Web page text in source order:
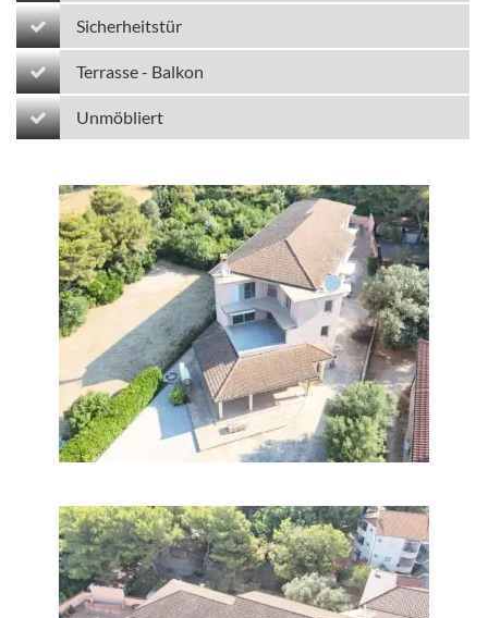
Sicherheitstür
Terrasse - Balkon
Unmöbliert